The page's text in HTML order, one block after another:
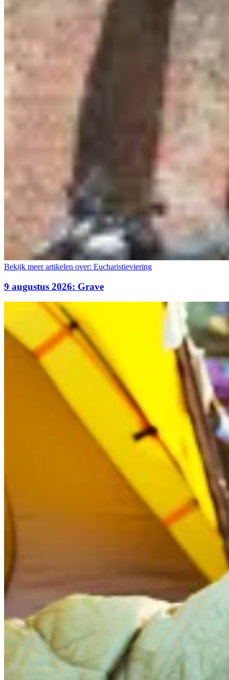
Bekijk meer artikelen over: Eucharistieviering
9 augustus 2026: Grave